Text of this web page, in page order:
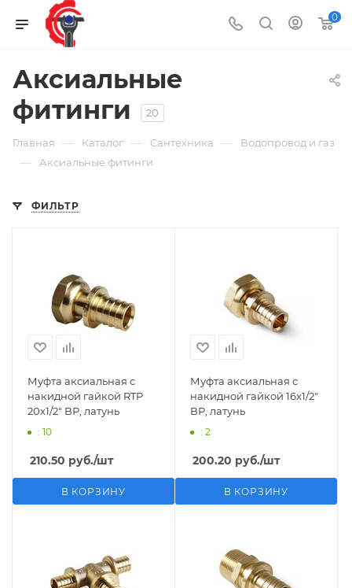
0
Аксиальные
фитинги
20
Главная — Каталог — Сантехника — Водопровод и газ
— Аксиальные фитинги
ФИЛЬТР
Муфта аксиальная с
накидной гайкой RTP
20х1/2" ВР, латунь
: 10
210.50 руб./шт
В КОРЗИНУ
Муфта аксиальная с
накидной гайкой 16х1/2"
ВР, латунь
: 2
200.20 руб./шт
В КОРЗИНУ